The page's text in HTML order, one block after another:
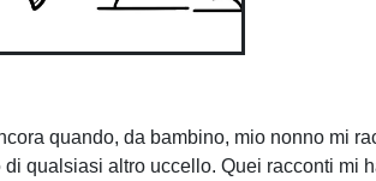
quando, da bambino, mio nonno mi
qualsiasi altro uccello. Quei racconti mi